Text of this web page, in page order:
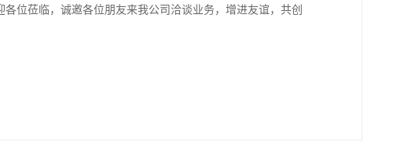
位莅临，诚邀各位朋友来我公司洽谈业务，增进友谊，共创